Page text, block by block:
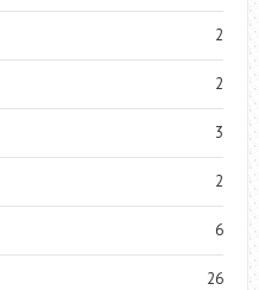
2
2
3
2
6
26